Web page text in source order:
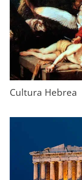
Cultura Hebrea